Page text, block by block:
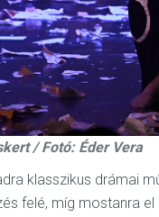
/ Fotó: Éder Vera
klasszikus drámai
felé, míg mostanra